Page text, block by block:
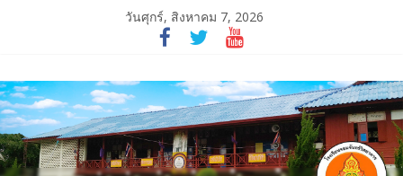
วันศุกร์, สิงหาคม 7, 2026
โรงเรียน
จอม